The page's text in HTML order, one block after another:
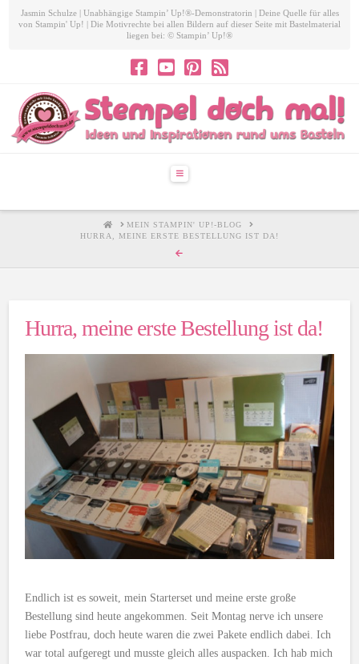
Jasmin Schulze | Unabhängige Stampin’ Up!®-Demonstratorin | Deine Quelle für alles
von Stampin' Up! | Die Motivrechte bei allen Bildern auf dieser Seite mit Bastelmaterial
liegen bei: © Stampin’ Up!®
Navigation
HOMEMEIN STAMPIN' UP!-BLOG
HURRA, MEINE ERSTE BESTELLUNG IST DA!
Hurra, meine erste Bestellung ist da!
Endlich ist es soweit, mein Starterset und meine erste große
Bestellung sind heute angekommen. Seit Montag nerve ich unsere
liebe Postfrau, doch heute waren die zwei Pakete endlich dabei. Ich
war total aufgeregt und musste gleich alles auspacken. Ich hab mich